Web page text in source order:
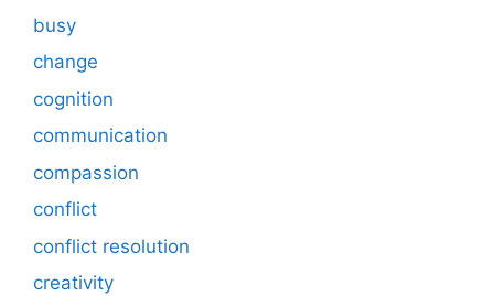
busy
change
cognition
communication
compassion
conflict
conflict resolution
creativity